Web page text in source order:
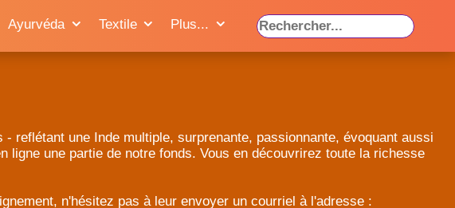
Ayurvéda Textile Plus...
reflétant une Inde multiple, surprenante, passionnante, évoquant aussi
une partie de notre fonds. Vous en découvrirez toute la richesse
n'hésitez pas à leur envoyer un courriel à l'adresse :